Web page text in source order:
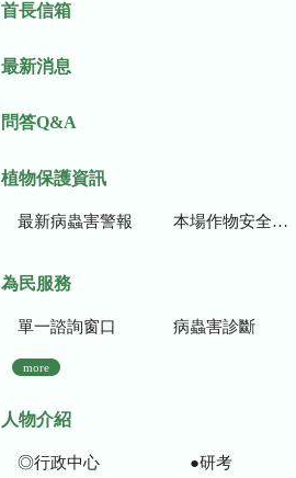
首長信箱
最新消息
問答Q&A
植物保護資訊
最新病蟲害警報 本場作物安全用藥資訊
為民服務
單一諮詢窗口 病蟲害診斷
more
人物介紹
◎行政中心 ●研考